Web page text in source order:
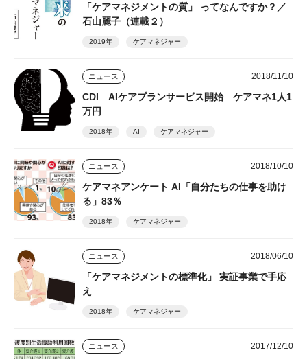
「ケアマネジメントの質」 ってなんですか？／
石山麗子（連載２）
2019年 ケアマネジャー
ニュース 2018/11/10
CDI AIケアプランサービス開始 ケアマネ1人1
万円
2018年 AI ケアマネジャー
ニュース 2018/10/10
ケアマネアンケート AI「自分たちの仕事を助け
る」83％
2018年 ケアマネジャー
ニュース 2018/06/10
「ケアマネジメントの標準化」 実証事業で手応
え
2018年 ケアマネジャー
ニュース 2017/12/10